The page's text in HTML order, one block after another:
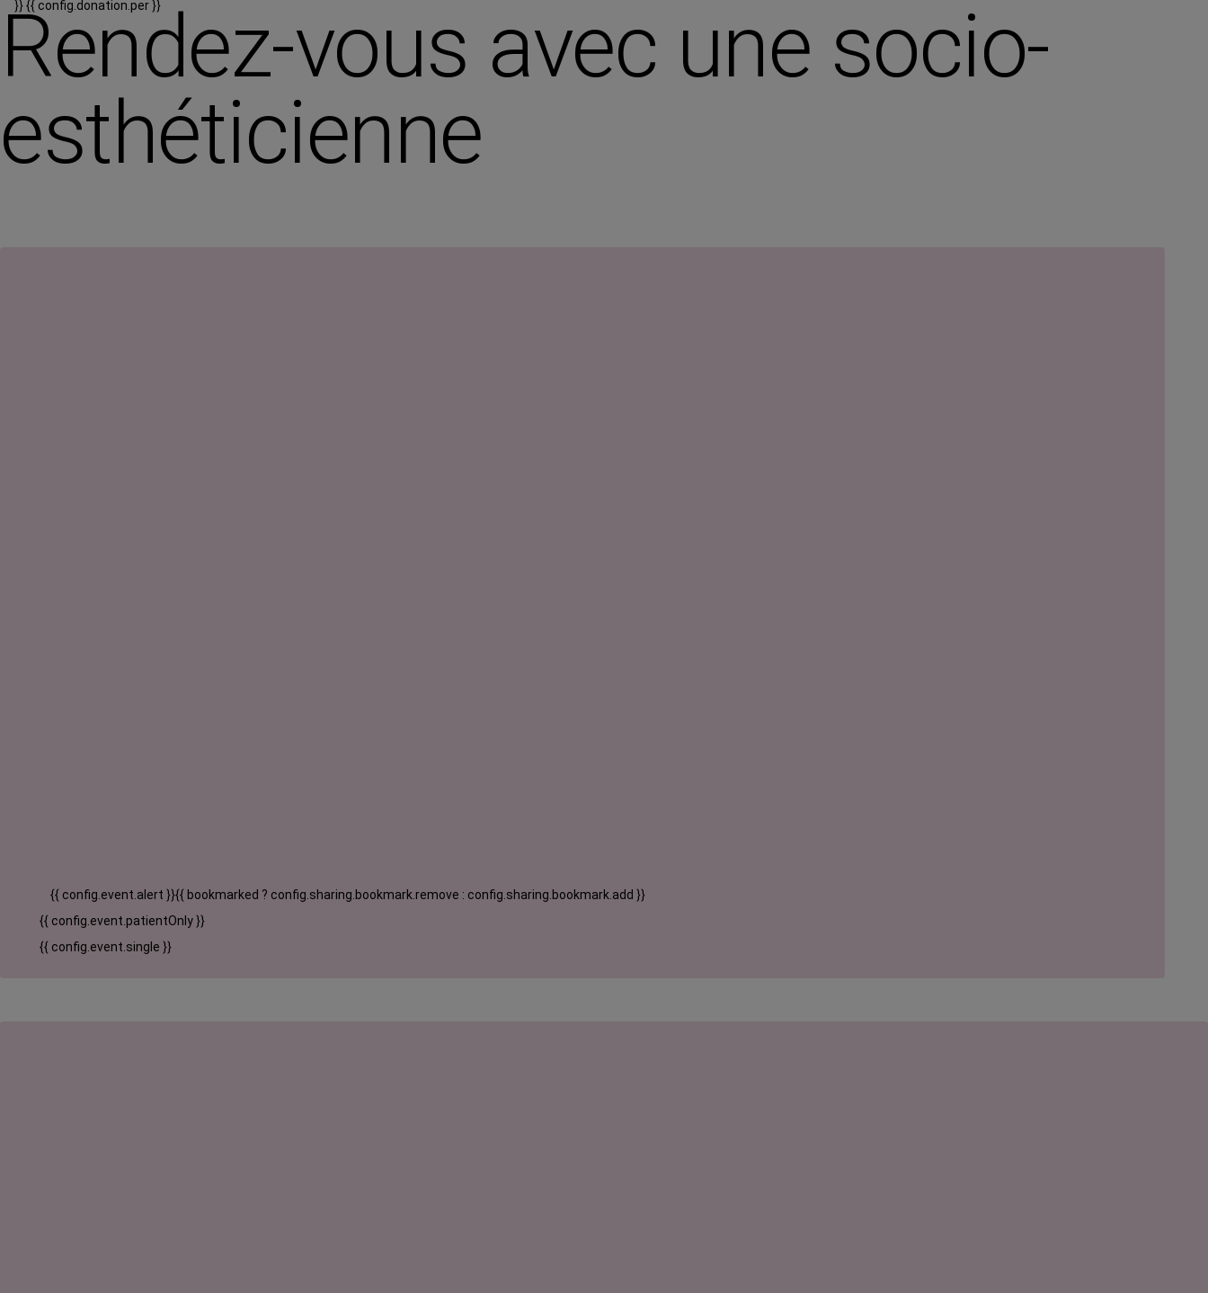
}}{{ config.donation.per }}
Rendez-vous avec une socio-
esthéticienne
{{ config.event.alert }}{{ bookmarked ? config.sharing.bookmark.remove : config.sharing.bookmark.add }}
{{ config.event.patientOnly }}
{{ config.event.single }}